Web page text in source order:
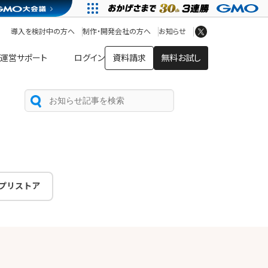
運営サポート ログイン 資料請求 無料お試し
導入を検討中の方へ 制作・開発会社の方へ お知らせ
アプリストア
ヘルプを見る
ヘルプセンター
リストア